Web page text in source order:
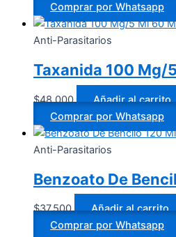
Comprar por Whatsapp
Anti-Parasitarios
Taxanida 100 Mg/
$48.000
Añadir al carrito
Comprar por Whatsapp
Anti-Parasitarios
Benzoato De
$37.500
Añadir al carrito
Comprar por Whatsapp